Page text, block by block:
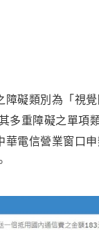
障礙類別為「視
多重障礙之單項
華電信營業窗口申